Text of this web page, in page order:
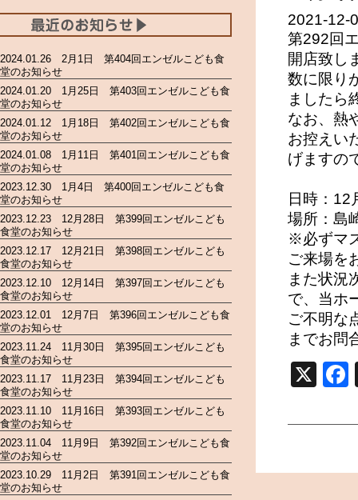
2021-12-
第292回
開店致し
数に限り
ましたら
なお、熱
お控えい
げますの
日時：12
場所：島
※必ずマ
ご来場を
また状況
で、当ホ
ご不明な
までお問
X
2024.01.26 2月1日 第404回エンゼルこども食
堂のお知らせ
2024.01.20 1月25日 第403回エンゼルこども食
堂のお知らせ
2024.01.12 1月18日 第402回エンゼルこども食
堂のお知らせ
2024.01.08 1月11日 第401回エンゼルこども食
堂のお知らせ
2023.12.30 1月4日 第400回エンゼルこども食
堂のお知らせ
2023.12.23 12月28日 第399回エンゼルこども
食堂のお知らせ
2023.12.17 12月21日 第398回エンゼルこども
食堂のお知らせ
2023.12.10 12月14日 第397回エンゼルこども
食堂のお知らせ
2023.12.01 12月7日 第396回エンゼルこども食
堂のお知らせ
2023.11.24 11月30日 第395回エンゼルこども
食堂のお知らせ
2023.11.17 11月23日 第394回エンゼルこども
食堂のお知らせ
2023.11.10 11月16日 第393回エンゼルこども
食堂のお知らせ
2023.11.04 11月9日 第392回エンゼルこども食
堂のお知らせ
2023.10.29 11月2日 第391回エンゼルこども食
堂のお知らせ